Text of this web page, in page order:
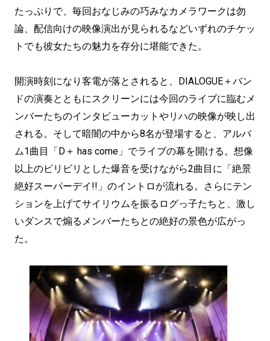
たっぷりで、毎回おなじみの巧みなカメラワークは勿
論、配信向けの映像演出が見られるなどいずれのチケッ
トでも彼女たちの魅力を存分に堪能できた。
開演時刻になり客電が落とされると、DIALOGUE＋バン
ドの演奏とともにスクリーンには今回のライブに臨むメ
ンバーたちのインタビューカットやリハの映像が映し出
される。そして暗闇の中から8名が登場すると、アルバ
ム1曲目「D＋ has come」でライブの幕を開ける。想像
以上のビリビリとした爆音を受けながら2曲目に「絶景
絶好スーパーデイ!!」のイントロが流れる。さらにテン
ションを上げてサイリウムを振るログっ子たちと、激し
いダンスで煽るメンバーたちとの絶好の景色が広がっ
た。